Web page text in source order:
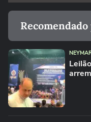
Recomendado